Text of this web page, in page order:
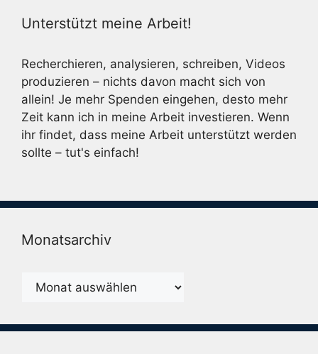
Unterstützt meine Arbeit!
Recherchieren, analysieren, schreiben, Videos
produzieren – nichts davon macht sich von
allein! Je mehr Spenden eingehen, desto mehr
Zeit kann ich in meine Arbeit investieren. Wenn
ihr findet, dass meine Arbeit unterstützt werden
sollte – tut's einfach!
Monatsarchiv
Monatsarchiv